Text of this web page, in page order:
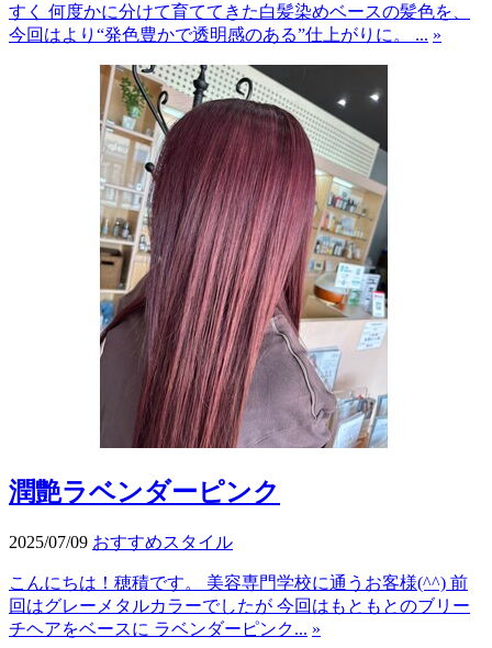
すく 何度かに分けて育ててきた白髪染めベースの髪色を、
今回はより“発色豊かで透明感のある”仕上がりに。 ... »
潤艶ラベンダーピンク
2025/07/09 おすすめスタイル
こんにちは！穂積です。 美容専門学校に通うお客様(^^) 前
回はグレーメタルカラーでしたが 今回はもともとのブリー
チヘアをベースに ラベンダーピンク... »